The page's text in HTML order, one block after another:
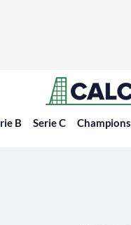
B Serie C Champions